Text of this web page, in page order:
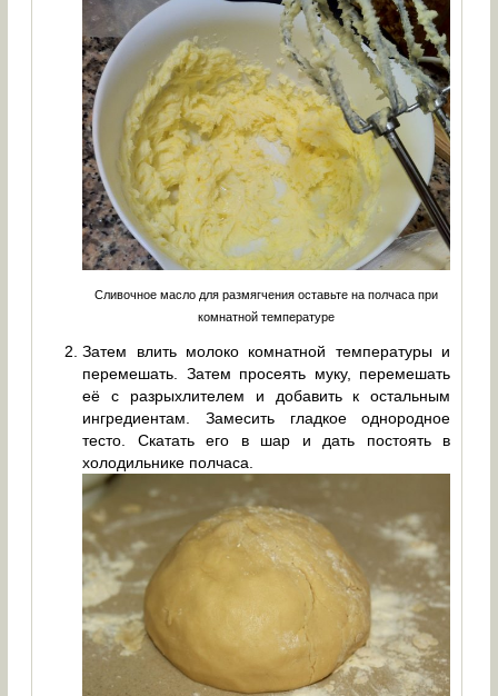
Сливочное масло для размягчения оставьте на полчаса при
комнатной температуре
Затем влить молоко комнатной температуры и
перемешать. Затем просеять муку, перемешать
её с разрыхлителем и добавить к остальным
ингредиентам. Замесить гладкое однородное
тесто. Скатать его в шар и дать постоять в
холодильнике полчаса.